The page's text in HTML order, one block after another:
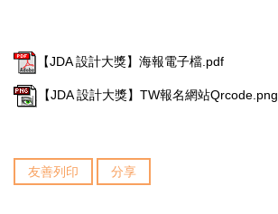
【JDA 設計大獎】海報電子檔.pdf
【JDA 設計大獎】TW報名網站Qrcode.png
友善列印 分享